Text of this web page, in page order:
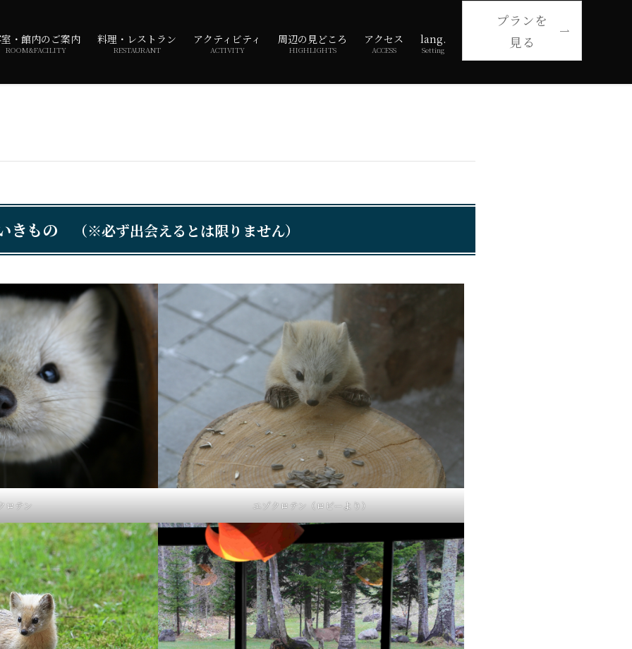
・館内のご案内
ROOM&FACILITY
料理・レストラン
RESTAURANT
アクティビティ
ACTIVITY
周辺の見どころ
HIGHLIGHTS
アクセス
ACCESS
lang.
Setting
プランを
見る
きもの （※必ず出会えるとは限りません）
ロテン エゾクロテン（ロビーより）